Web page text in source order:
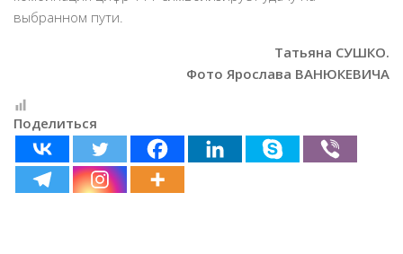
выбранном пути.
Татьяна СУШКО.
Фото Ярослава ВАНЮКЕВИЧА
Поделиться